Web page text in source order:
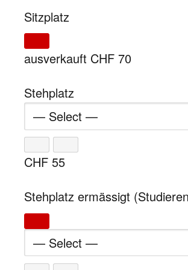
Sitzplatz
ausverkauft CHF 70
Stehplatz
CHF 55
Stehplatz ermässigt